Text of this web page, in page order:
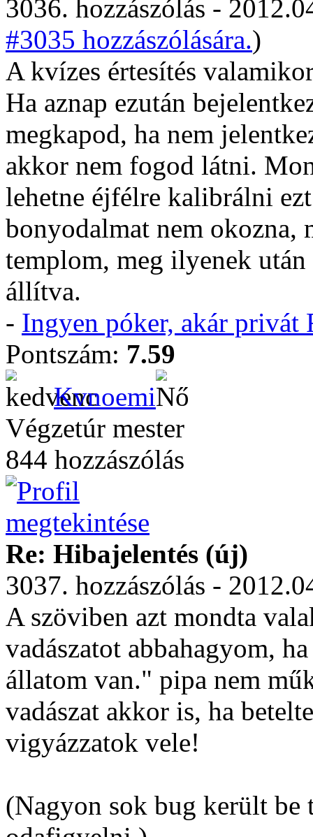
3036. hozzászólás -
#3035 hozzászólására.)
A kvízes értesítés
Ha aznap ezután
megkapod, ha nem
akkor nem fogod látni.
lehetne éjfélre kalibrálni
bonyodalmat nem okozna,
templom, meg ilyenek után
állítva.
- Ingyen póker, akár privát
Pontszám: 7.59
Kvnoemi
Végzetúr mester
844 hozzászólás
Re: Hibajelentés (új)
3037. hozzászólás -
A szöviben azt mondta
vadászatot abbahagyom,
állatom van." pipa nem
vadászat akkor is, ha
vigyázzatok vele!
(Nagyon sok bug került be